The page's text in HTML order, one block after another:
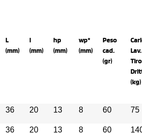
L
(mm)
l
(mm)
hp
(mm)
wp*
(mm)
Peso
cad.
(gr)
Tiro
(kg)
36 20 13 8 60 75
36 20 13 8 60